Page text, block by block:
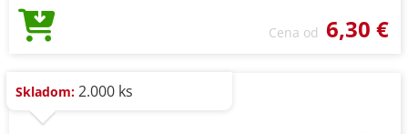
Cena od 6,30 €
Skladom: 2.000 ks